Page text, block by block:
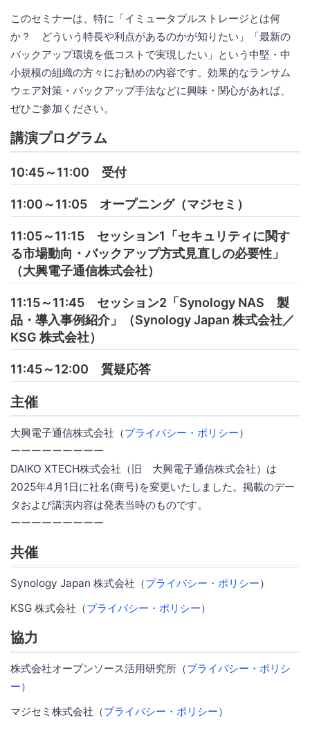
このセミナーは、特に「イミュータブルストレージとは何
か？ どういう特長や利点があるのかが知りたい」「最新の
バックアップ環境を低コストで実現したい」という中堅・中
小規模の組織の方々にお勧めの内容です。効果的なランサム
ウェア対策・バックアップ手法などに興味・関心があれば、
ぜひご参加ください。
講演プログラム
10:45～11:00 受付
11:00～11:05 オープニング（マジセミ）
11:05～11:15 セッション1「セキュリティに関す
る市場動向・バックアップ方式見直しの必要性」
（大興電子通信株式会社）
11:15～11:45 セッション2「Synology NAS 製
品・導入事例紹介」（Synology Japan 株式会社／
KSG 株式会社）
11:45～12:00 質疑応答
主催
大興電子通信株式会社（プライバシー・ポリシー）
ーーーーーーーーー
DAIKO XTECH株式会社（旧 大興電子通信株式会社）は
2025年4月1日に社名(商号)を変更いたしました。掲載のデー
タおよび講演内容は発表当時のものです。
ーーーーーーーーー
共催
Synology Japan 株式会社（プライバシー・ポリシー）
KSG 株式会社（プライバシー・ポリシー）
協力
株式会社オープンソース活用研究所（プライバシー・ポリシ
ー）
マジセミ株式会社（プライバシー・ポリシー）